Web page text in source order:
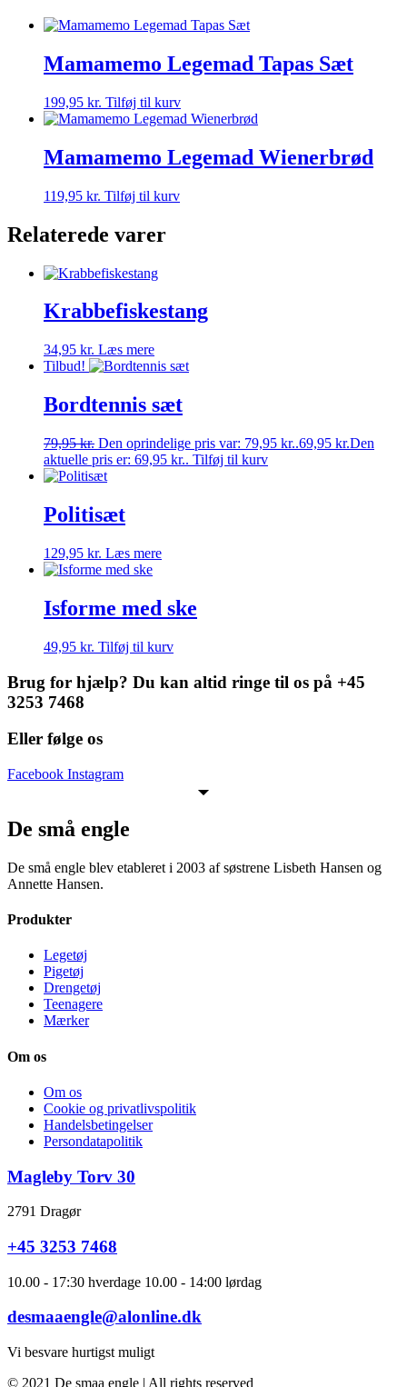
Mamamemo Legemad Tapas Sæt
199,95 kr. Tilføj til kurv
Mamamemo Legemad Wienerbrød
119,95 kr. Tilføj til kurv
Relaterede varer
Krabbefiskestang
34,95 kr. Læs mere
Tilbud!
Bordtennis sæt
79,95kr. Den oprindelige pris var: 79,95 kr..69,95 kr.Den
aktuelle pris er: 69,95 kr.. Tilføj til kurv
Politisæt
129,95 kr. Læs mere
Isforme med ske
49,95 kr. Tilføj til kurv
Brug for hjælp? Du kan altid ringe til os på +45
3253 7468
Eller følge os
Facebook Instagram
De små engle
De små engle blev etableret i 2003 af søstrene Lisbeth Hansen og
Annette Hansen.
Produkter
Legetøj
Pigetøj
Drengetøj
Teenagere
Mærker
Om os
Om os
Cookie og privatlivspolitik
Handelsbetingelser
Persondatapolitik
Magleby Torv 30
2791 Dragør
+45 3253 7468
10.00 - 17:30 hverdage 10.00 - 14:00 lørdag
desmaaengle@alonline.dk
Vi besvare hurtigst muligt
© 2021 De smaa engle | All rights reserved